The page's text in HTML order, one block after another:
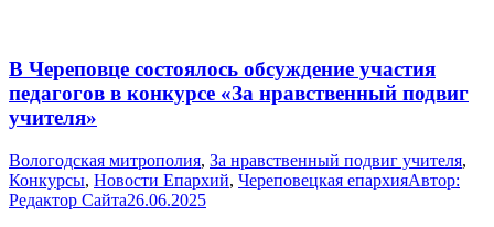
В Череповце состоялось обсуждение участия
педагогов в конкурсе «За нравственный подвиг
учителя»
Вологодская митрополия, За нравственный подвиг учителя,
Конкурсы, Новости Епархий, Череповецкая епархияАвтор:
Редактор Сайта26.06.2025